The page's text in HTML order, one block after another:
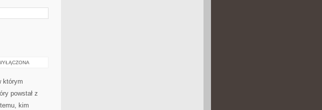
którym
powstał z
kim